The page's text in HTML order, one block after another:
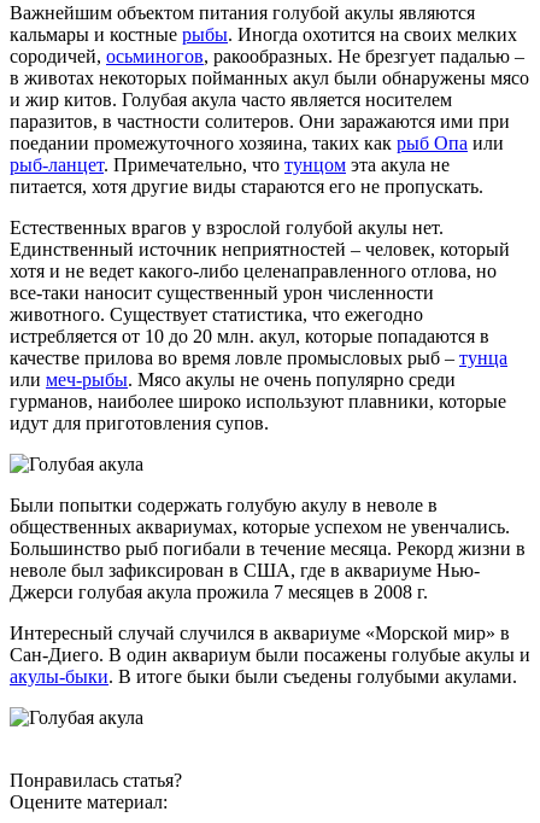
Важнейшим объектом питания голубой акулы являются
кальмары и костные рыбы. Иногда охотится на своих мелких
сородичей, осьминогов, ракообразных. Не брезгует падалью –
в животах некоторых пойманных акул были обнаружены мясо
и жир китов. Голубая акула часто является носителем
паразитов, в частности солитеров. Они заражаются ими при
поедании промежуточного хозяина, таких как рыб Опа или
рыб-ланцет. Примечательно, что тунцом эта акула не
питается, хотя другие виды стараются его не пропускать.
Естественных врагов у взрослой голубой акулы нет.
Единственный источник неприятностей – человек, который
хотя и не ведет какого-либо целенаправленного отлова, но
все-таки наносит существенный урон численности
животного. Существует статистика, что ежегодно
истребляется от 10 до 20 млн. акул, которые попадаются в
качестве прилова во время ловле промысловых рыб – тунца
или меч-рыбы. Мясо акулы не очень популярно среди
гурманов, наиболее широко используют плавники, которые
идут для приготовления супов.
Были попытки содержать голубую акулу в неволе в
общественных аквариумах, которые успехом не увенчались.
Большинство рыб погибали в течение месяца. Рекорд жизни в
неволе был зафиксирован в США, где в аквариуме Нью-
Джерси голубая акула прожила 7 месяцев в 2008 г.
Интересный случай случился в аквариуме «Морской мир» в
Сан-Диего. В один аквариум были посажены голубые акулы и
акулы-быки. В итоге быки были съедены голубыми акулами.
Понравилась статья?
Оцените материал: